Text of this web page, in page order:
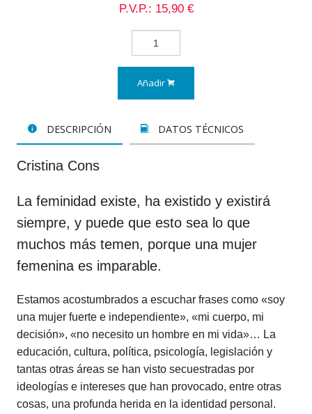
P.V.P.: 15,90 €
Añadir
DESCRIPCIÓN DATOS TÉCNICOS
Cristina Cons
La feminidad existe, ha existido y existirá
siempre, y puede que esto sea lo que
muchos más temen, porque una mujer
femenina es imparable.
Estamos acostumbrados a escuchar frases como «soy
una mujer fuerte e independiente», «mi cuerpo, mi
decisión», «no necesito un hombre en mi vida»… La
educación, cultura, política, psicología, legislación y
tantas otras áreas se han visto secuestradas por
ideologías e intereses que han provocado, entre otras
cosas, una profunda herida en la identidad personal.